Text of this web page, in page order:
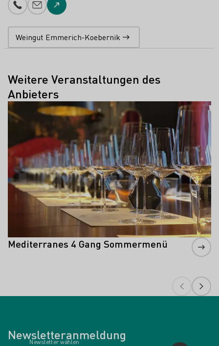
Telefonnummer
E-Mail-Adresse
Zur Website
Weingut Emmerich-Koebernik
Weitere Veranstaltungen des
Anbieters
Mediterranes 4 Gang Sommermenü
Mehr erfahren
Newsletteranmeldung
Newsletter wählen